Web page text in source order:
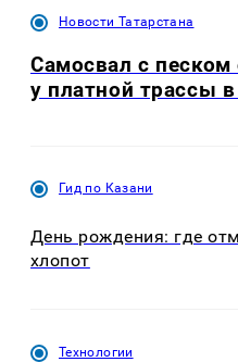
Новости Татарстана
Самосвал с
у платной трассы в
Гид по Казани
День рождения: где
хлопот
Технологии